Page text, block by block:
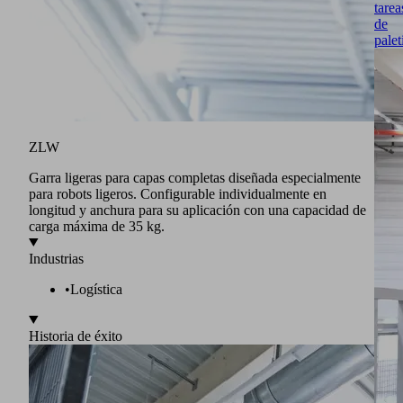
ZLW
Garra ligeras para capas completas diseñada especialmente
para robots ligeros. Configurable individualmente en
longitud y anchura para su aplicación con una capacidad de
carga máxima de 35 kg.
Industrias
•Logística
Historia de éxito
de